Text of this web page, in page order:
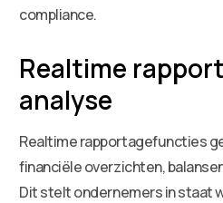
compliance.
Realtime
analyse
Realtime rapportagefuncties
financiële overzichten,
Dit stelt ondernemers in staat